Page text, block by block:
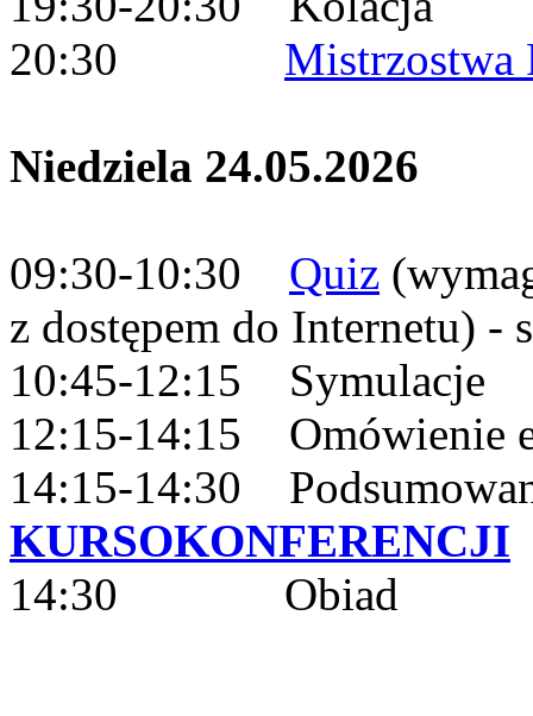
20:30 Mistrzostwa
Niedziela 24.05.2026
09:30-10:30 Quiz
z dostępem do Internetu) -
10:45-12:15 Symulacje
12:15-14:15 Omówienie
14:15-14:30
KURSOKONFERENCJI
14:30 Obiad